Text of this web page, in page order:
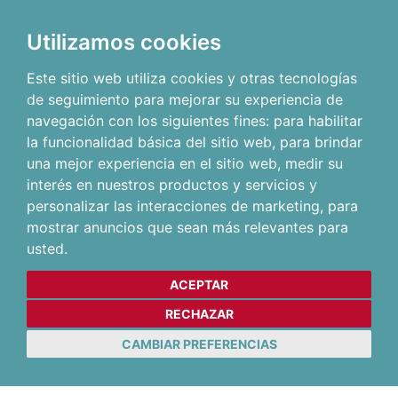
Utilizamos cookies
Este sitio web utiliza cookies y otras tecnologías
de seguimiento para mejorar su experiencia de
navegación con los siguientes fines: para habilitar
la funcionalidad básica del sitio web, para brindar
una mejor experiencia en el sitio web, medir su
interés en nuestros productos y servicios y
personalizar las interacciones de marketing, para
mostrar anuncios que sean más relevantes para
usted.
ACEPTAR
RECHAZAR
CAMBIAR PREFERENCIAS